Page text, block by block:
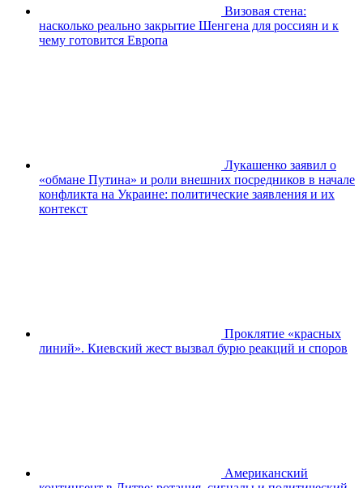
Визовая стена:
насколько реально закрытие Шенгена для россиян и к
чему готовится Европа
Лукашенко заявил о
«обмане Путина» и роли внешних посредников в начале
конфликта на Украине: политические заявления и их
контекст
Проклятие «красных
линий». Киевский жест вызвал бурю реакций и споров
Американский